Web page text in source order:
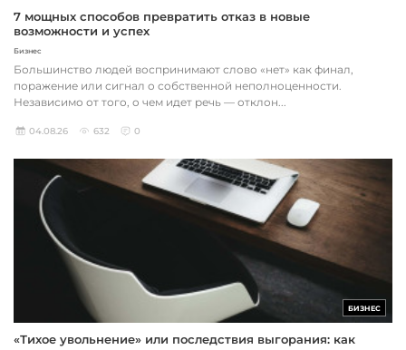
7 мощных способов превратить отказ в новые
возможности и успех
Бизнес
Большинство людей воспринимают слово «нет» как финал,
поражение или сигнал о собственной неполноценности.
Независимо от того, о чем идет речь — отклон...
04.08.26 632 0
БИЗНЕС
«Тихое увольнение» или последствия выгорания: как